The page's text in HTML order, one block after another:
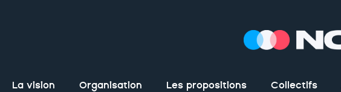
La vision Organisation Les propositions Collectifs